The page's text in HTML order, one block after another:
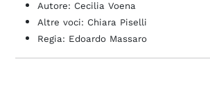
Autore: Cecilia Voena
Altre voci: Chiara Piselli
Regia: Edoardo Massaro